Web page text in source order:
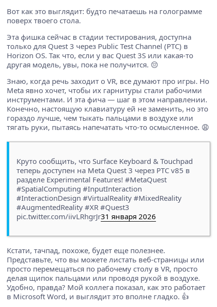
Вот как это выглядит: будто печатаешь на голограмме
поверх твоего стола.
Эта фишка сейчас в стадии тестирования, доступна
только для Quest 3 через Public Test Channel (PTC) в
Horizon OS. Так что, если у вас Quest 3S или какая-то
другая модель, увы, пока не получится. 😔
Знаю, когда речь заходит о VR, все думают про игры. Но
Meta явно хочет, чтобы их гарнитуры стали рабочими
инструментами. И эта фича — шаг в этом направлении.
Конечно, настоящую клавиатуру ей не заменить, но это
гораздо лучше, чем тыкать пальцами в воздухе или
тягать руки, пытаясь напечатать что-то осмысленное. 😩
Круто сообщить, что Surface Keyboard & Touchpad
теперь доступен на Meta Quest 3 через PTC v85 в
разделе Experimental Features! #MetaQuest
#SpatialComputing #InputInteraction
#InteractionDesign #VirtualReality #MixedReality
#AugmentedReality #XR #Quest3
pic.twitter.com/iivLRhgrJr31 января 2026
Кстати, тачпад, похоже, будет еще полезнее.
Представьте, что вы можете листать веб-страницы или
просто перемещаться по рабочему столу в VR, просто
делая щипок пальцами или проводя рукой в воздухе.
Удобно, правда? Мой коллега показал, как это работает
в Microsoft Word, и выглядит это вполне гладко. 👍